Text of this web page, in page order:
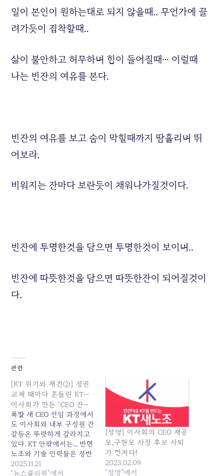
일이 본인이 원하는대로 되지 않을때.. 무언가에 끌
려가듯이 집착할때..
삶이 불안하고 허무하며 힘이 들어질때… 이럴때
나는 빈잔의 여유를 본다.
빈잔의 여유를 보고 숨이 막힐때까지 땀흘리며 뛰
어보라.
비워지는 잔마다 보란듯이 채워나가질것이다.
빈잔에 투명한것을 담으면 투명한것이 보이며..
빈잔에 따뜻한것을 담으면 따뜻한잔이 되어질것이
다.
관련
[KT 위기와 재건②] 정권
교체 때마다 흔들린 KT…
이사회가 만든 ‘CEO 잔…
폭발 새 CEO 선임 과정에서
도 이사회와 내부 구성원 간
갈등은 뚜렷하게 갈라지고
있다. KT 안팎에서는... 반면
노조와 기술 인력들은 정반
대의 목소리를 내고 있다.
펨토셀 사고가 운영·보안 체
2025.11.21
"뉴스클리핑"에서
[성명] 이사회의 CEO 재공
모,구현모 사장 후보 사퇴
가 먼저다!
2023.02.09
"성명"에서